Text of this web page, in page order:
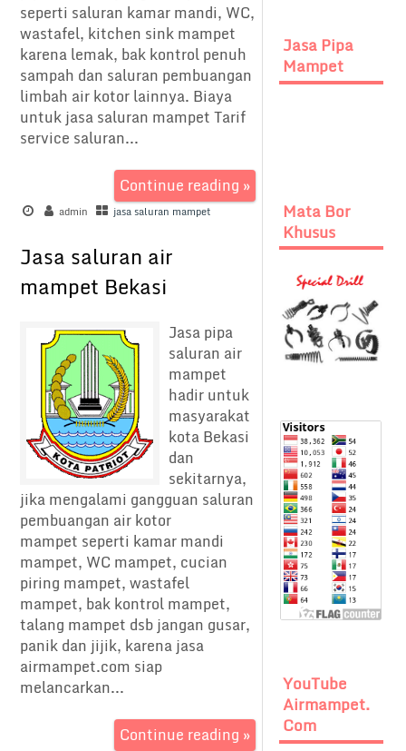
seperti saluran kamar mandi, WC,
wastafel, kitchen sink mampet
karena lemak, bak kontrol penuh
sampah dan saluran pembuangan
limbah air kotor lainnya. Biaya
untuk jasa saluran mampet Tarif
service saluran...
Continue reading »
admin jasa saluran mampet
Jasa saluran air
mampet Bekasi
Jasa pipa
saluran air
mampet
hadir untuk
masyarakat
kota Bekasi
dan
sekitarnya,
jika mengalami gangguan saluran
pembuangan air kotor
mampet seperti kamar mandi
mampet, WC mampet, cucian
piring mampet, wastafel
mampet, bak kontrol mampet,
talang mampet dsb jangan gusar,
panik dan jijik, karena jasa
airmampet.com siap
melancarkan...
Continue reading »
Jasa Pipa
Mampet
Mata Bor
Khusus
YouTube
Airmampet.
Com